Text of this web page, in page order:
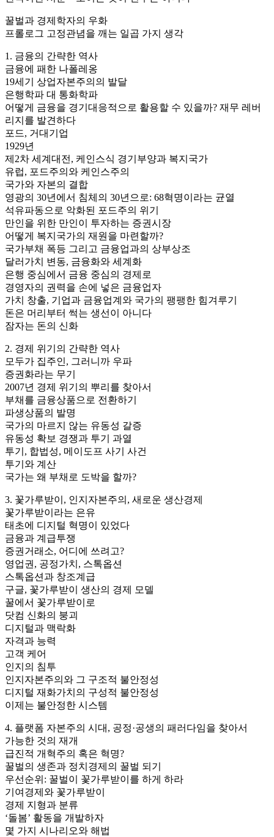
꿀벌과 경제학자의 우화
프롤로그 고정관념을 깨는 일곱 가지 생각
1. 금융의 간략한 역사
금융에 패한 나폴레옹
19세기 상업자본주의의 발달
은행학파 대 통화학파
어떻게 금융을 경기대응적으로 활용할 수 있을까? 재무 레버
리지를 발견하다
포드, 거대기업
1929년
제2차 세계대전, 케인스식 경기부양과 복지국가
유럽, 포드주의와 케인스주의
국가와 자본의 결합
영광의 30년에서 침체의 30년으로: 68혁명이라는 균열
석유파동으로 악화된 포드주의 위기
만인을 위한 만인이 투자하는 증권시장
어떻게 복지국가의 재원을 마련할까?
국가부채 폭등 그리고 금융업과의 상부상조
달러가치 변동, 금융화와 세계화
은행 중심에서 금융 중심의 경제로
경영자의 권력을 손에 넣은 금융업자
가치 창출, 기업과 금융업계와 국가의 팽팽한 힘겨루기
돈은 머리부터 썩는 생선이 아니다
잠자는 돈의 신화
2. 경제 위기의 간략한 역사
모두가 집주인, 그러니까 우파
증권화라는 무기
2007년 경제 위기의 뿌리를 찾아서
부채를 금융상품으로 전환하기
파생상품의 발명
국가의 마르지 않는 유동성 갈증
유동성 확보 경쟁과 투기 과열
투기, 합법성, 메이도프 사기 사건
투기와 계산
국가는 왜 부채로 도박을 할까?
3. 꽃가루받이, 인지자본주의, 새로운 생산경제
꽃가루받이라는 은유
태초에 디지털 혁명이 있었다
금융과 계급투쟁
증권거래소, 어디에 쓰려고?
영업권, 공정가치, 스톡옵션
스톡옵션과 창조계급
구글, 꽃가루받이 생산의 경제 모델
꿀에서 꽃가루받이로
닷컴 신화의 붕괴
디지털과 맥락화
자격과 능력
고객 케어
인지의 침투
인지자본주의와 그 구조적 불안정성
디지털 재화가치의 구성적 불안정성
이제는 불안정한 시스템
4. 플랫폼 자본주의 시대, 공정·공생의 패러다임을 찾아서
가능한 것의 재개
급진적 개혁주의 혹은 혁명?
꿀벌의 생존과 정치경제의 꿀벌 되기
우선순위: 꿀벌이 꽃가루받이를 하게 하라
기여경제와 꽃가루받이
경제 지형과 분류
‘돌봄’ 활동을 개발하자
몇 가지 시나리오와 해법